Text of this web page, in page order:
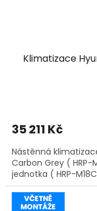
Klimatizace
35 211 Kč
Nástěnná
Carbon Grey ( HRP-
jednotka ( HRP-